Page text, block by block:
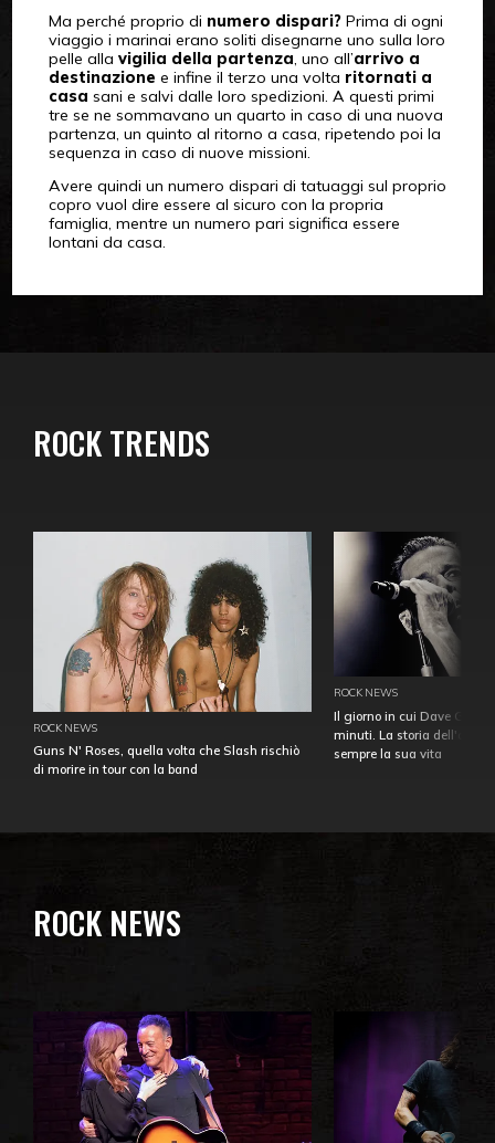
Ma perché proprio di numero dispari?Prima di ogni
viaggio i marinai erano soliti disegnarne uno sulla loro
pelle alla vigilia della partenza, uno all’arrivo a
destinazione e infine il terzo una volta ritornati a
casa sani e salvi dalle loro spedizioni. A questi primi
tre se ne sommavano un quarto in caso di una nuova
partenza, un quinto al ritorno a casa, ripetendo poi la
sequenza in caso di nuove missioni.
Avere quindi un numero dispari di tatuaggi sul proprio
copro vuol dire essere al sicuro con la propria
famiglia, mentre un numero pari significa essere
lontani da casa.
ROCK TRENDS
ROCK NEWS
Guns N' Roses, quella volta che Slash rischiò
di morire in tour con la band
ROCK NEWS
Il giorno in cui Dave
minuti. La storia
sempre la sua vita
ROCK NEWS